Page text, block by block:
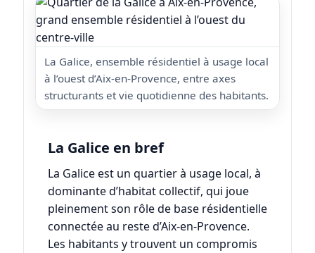
La Galice, ensemble résidentiel à usage local
à l’ouest d’Aix-en-Provence, entre axes
structurants et vie quotidienne des habitants.
La Galice en bref
La Galice est un quartier à usage local, à
dominante d’habitat collectif, qui joue
pleinement son rôle de base résidentielle
connectée au reste d’Aix-en-Provence.
Les habitants y trouvent un compromis